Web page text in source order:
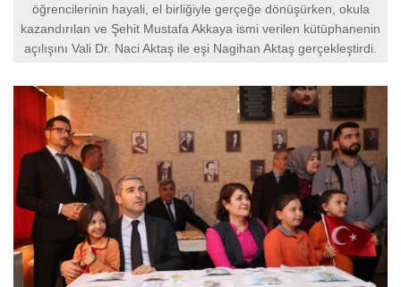
öğrencilerinin hayali, el birliğiyle gerçeğe dönüşürken, okula
kazandırılan ve Şehit Mustafa Akkaya ismi verilen kütüphanenin
açılışını Vali Dr. Naci Aktaş ile eşi Nagihan Aktaş gerçekleştirdi.